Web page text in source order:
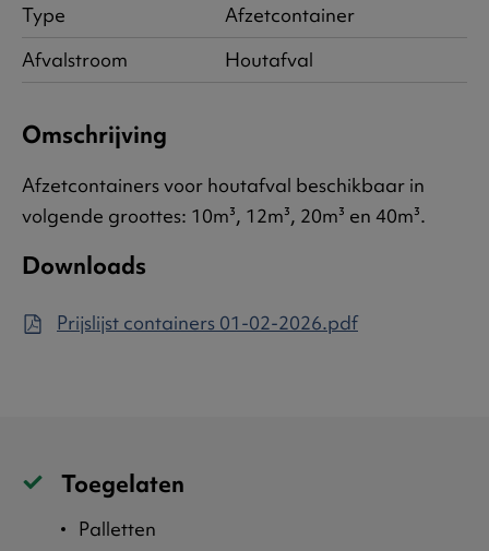
Type
Afzetcontainer
Afvalstroom
Houtafval
Omschrijving
Afzetcontainers voor houtafval beschikbaar in
volgende groottes: 10m³, 12m³, 20m³ en 40m³.
Downloads
Prijslijst containers 01-02-2026.pdf
Toegelaten
Palletten